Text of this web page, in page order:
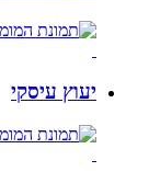
יעוץ עיסקי